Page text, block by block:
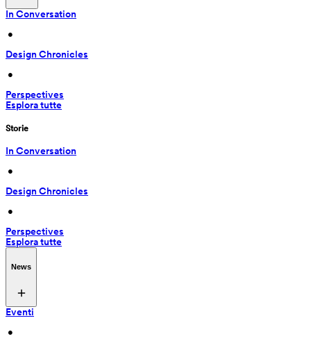
In Conversation
•
Design Chronicles
•
Perspectives
Esplora tutte
Storie
In Conversation
•
Design Chronicles
•
Perspectives
Esplora tutte
News
Eventi
•